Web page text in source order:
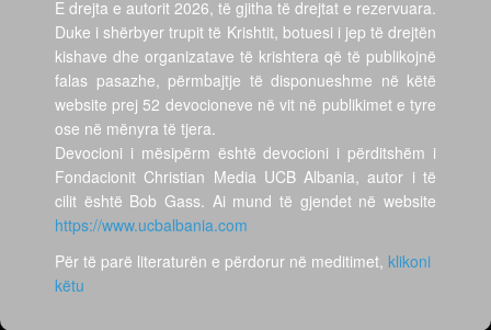
E drejta e autorit 2026, të gjitha të drejtat e rezervuara.
Duke i shërbyer trupit të Krishtit, botuesi i jep të drejtën
kishave dhe organizatave të krishtera që të publikojnë
falas pasazhe, përmbajtje të disponueshme në këtë
website prej 52 devocioneve në vit në publikimet e tyre
ose në mënyra të tjera.
Devocioni i mësipërm është devocioni i përditshëm i
Fondacionit Christian Media UCB Albania, autor i të
cilit është Bob Gass. Ai mund të gjendet në website
https://www.ucbalbania.com
Për të parë literaturën e përdorur në meditimet, klikoni
këtu